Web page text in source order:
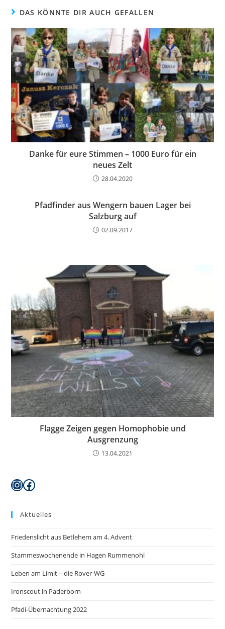
DAS KÖNNTE DIR AUCH GEFALLEN
Danke für eure Stimmen – 1000 Euro für ein
neues Zelt
28.04.2020
Pfadfinder aus Wengern bauen Lager bei
Salzburg auf
02.09.2017
Flagge Zeigen gegen Homophobie und
Ausgrenzung
13.04.2021
Instagram
Facebook
Aktuelles
Friedenslicht aus Betlehem am 4. Advent
Stammeswochenende in Hagen Rummenohl
Leben am Limit – die Rover-WG
Ironscout in Paderborn
Pfadi-Übernachtung 2022